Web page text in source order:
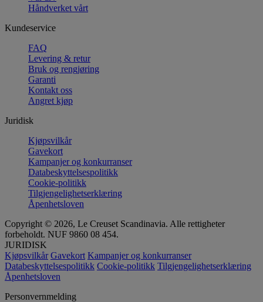
Håndverket vårt
Kundeservice
FAQ
Levering & retur
Bruk og rengjøring
Garanti
Kontakt oss
Angret kjøp
Juridisk
Kjøpsvilkår
Gavekort
Kampanjer og konkurranser
Databeskyttelsespolitikk
Cookie-politikk
Tilgjengelighetserklæring
Åpenhetsloven
Copyright © 2026, Le Creuset Scandinavia. Alle rettigheter
forbeholdt. NUF 9860 08 454.
JURIDISK
Kjøpsvilkår Gavekort Kampanjer og konkurranser
Databeskyttelsespolitikk Cookie-politikk Tilgjengelighetserklæring
Åpenhetsloven
Personvernmelding